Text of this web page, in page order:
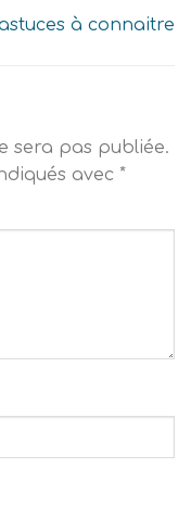
à connaitre
sera pas publiée.
avec *